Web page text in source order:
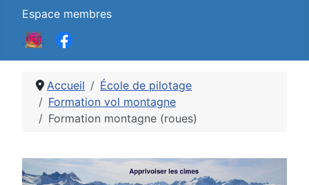
Espace membres
Accueil
École de pilotage
Formation vol montagne
Formation montagne (roues)
Détails